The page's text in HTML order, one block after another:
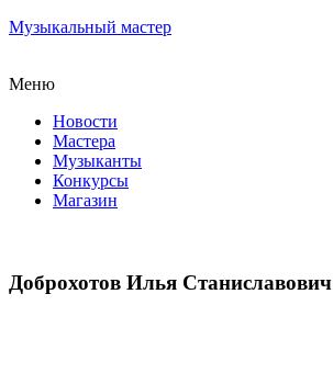
Музыкальный мастер
Меню
Новости
Мастера
Музыканты
Конкурсы
Магазин
Доброхотов Илья Станиславович